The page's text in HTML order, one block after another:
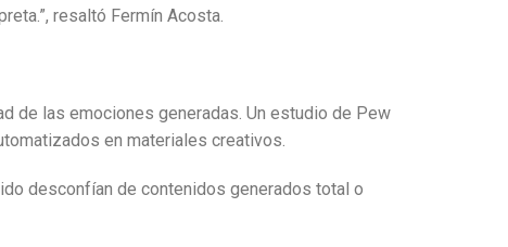
resaltó Fermín Acosta.
de las emociones generadas. Un estudio de Pew
en materiales creativos.
desconfían de contenidos generados total o